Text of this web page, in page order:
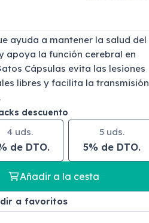
ayuda a mantener la salud del
apoya la función cerebral en
Cápsulas evita las lesiones
libres y facilita la transmisión
descuento
4 uds.
de DTO.
5 uds.
5% de DTO.
Añadir a la cesta
a favoritos